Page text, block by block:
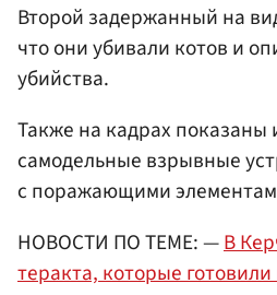
Второй задержанный на
что они убивали котов и
убийства.
Также на кадрах показаны
самодельные взрывные
с поражающими
НОВОСТИ ПО ТЕМЕ: —В
теракта, которые